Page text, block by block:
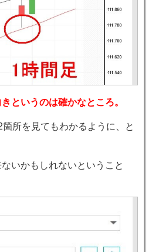
きというのは確かなところ。
箇所を見てもわかるように、と
いかもしれないということ